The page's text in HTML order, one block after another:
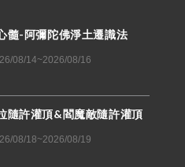
髓-阿彌陀佛淨土遷識法
08/14~2026/08/16
隨許灌頂&閻魔敵隨許灌頂
08/18~2026/08/19